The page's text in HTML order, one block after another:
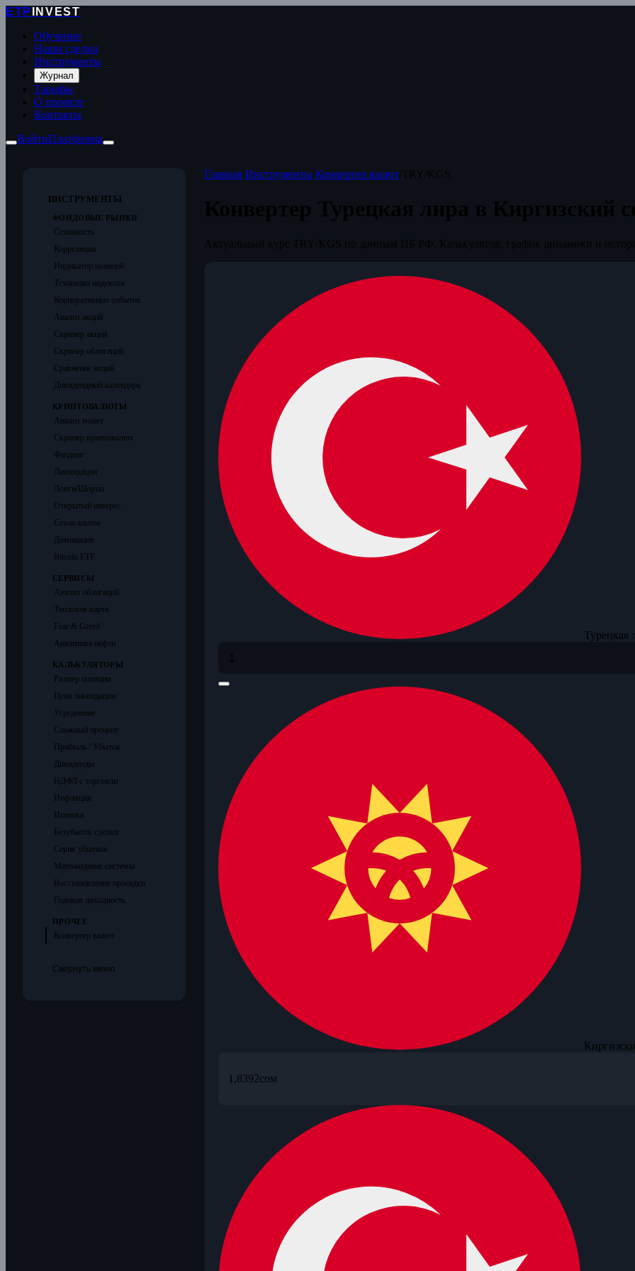
ETP
INVEST
Обучение
Наши сделки
Инструменты
Журнал
Тарифы
О проекте
Контакты
ВойтиПлатформа
ИНСТРУМЕНТЫ
ФОНДОВЫЕ РЫНКИ
Сезонность
Корреляция
Индикатор позиций
Теханализ индексов
Корпоративные события
Анализ акций
Скринер акций
Скринер облигаций
Сравнение акций
Дивидендный календарь
КРИПТОВАЛЮТЫ
Анализ монет
Скринер криптовалют
Фандинг
Ликвидации
Лонги/Шорты
Открытый интерес
Сезон альтов
Доминация
Bitcoin ETF
СЕРВИСЫ
Анализ облигаций
Тепловая карта
Fear & Greed
Аналитика нефти
КАЛЬКУЛЯТОРЫ
Размер позиции
Цена ликвидации
Усреднение
Сложный процент
Прибыль / Убыток
Дивиденды
НДФЛ с торговли
Инфляция
Ипотека
Безубыток сделки
Серия убытков
Матожидание системы
Восстановление просадки
Годовая доходность
ПРОЧЕЕ
Конвертер валют
Свернуть меню
Главная/ Инструменты/ Конвертер валют/
Турецкая
1,8392сом